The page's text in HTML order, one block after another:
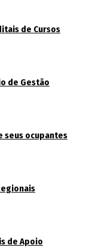
de Cursos
de Gestão
seus ocupantes
de Apoio